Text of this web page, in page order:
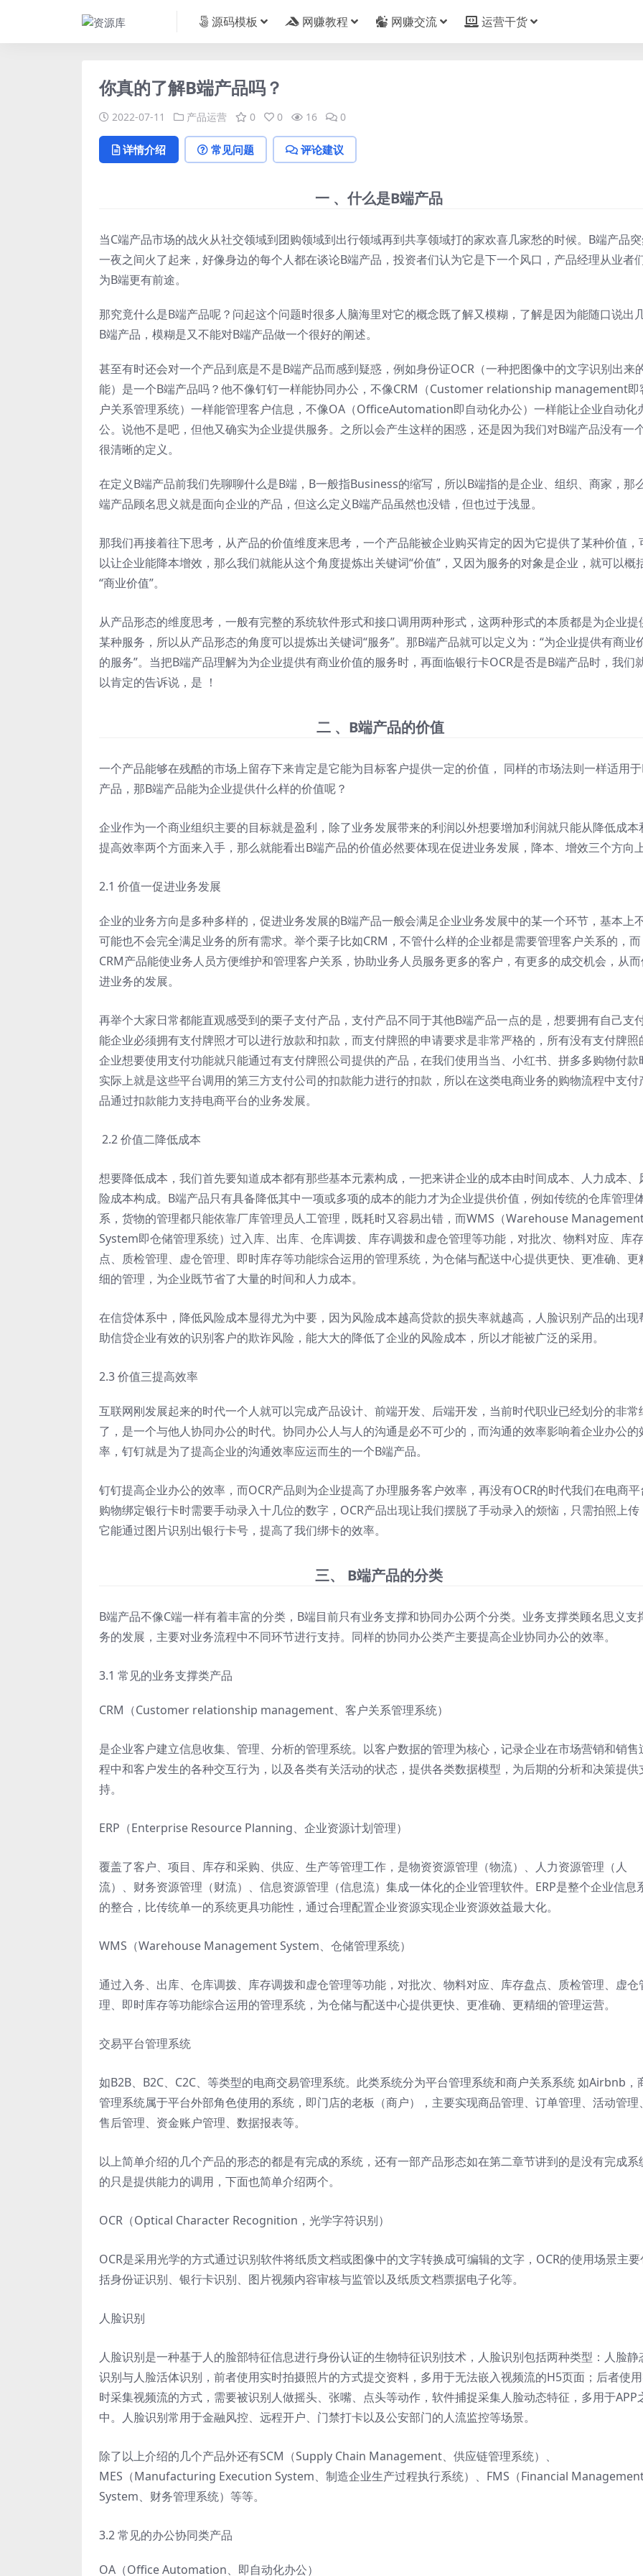
源码模板 网赚教程 网赚交流 运营干货
你真的了解B端产品吗？
2022-07-11 产品运营 0 0 16 0
详情介绍 常见问题 评论建议
一 、什么是B端产品
当C端产品市场的战火从社交领域到团购领域到出行领域再到共享领域打的家欢喜几家愁的时候。B端产品
一夜之间火了起来，好像身边的每个人都在谈论B端产品，投资者们认为它是下一个风口，产品经理从业者
为B端更有前途。
那究竟什么是B端产品呢？问起这个问题时很多人脑海里对它的概念既了解又模糊，了解是因为能随口说出
B端产品，模糊是又不能对B端产品做一个很好的阐述。
甚至有时还会对一个产品到底是不是B端产品而感到疑惑，例如身份证OCR（一种把图像中的文字识别出来
能）是一个B端产品吗？他不像钉钉一样能协同办公，不像CRM（Customer relationship management即
户关系管理系统）一样能管理客户信息，不像OA（OfficeAutomation即自动化办公）一样能让企业自动化
公。说他不是吧，但他又确实为企业提供服务。之所以会产生这样的困惑，还是因为我们对B端产品没有一
很清晰的定义。
在定义B端产品前我们先聊聊什么是B端，B一般指Business的缩写，所以B端指的是企业、组织、商家，那
端产品顾名思义就是面向企业的产品，但这么定义B端产品虽然也没错，但也过于浅显。
那我们再接着往下思考，从产品的价值维度来思考，一个产品能被企业购买肯定的因为它提供了某种价值，
以让企业能降本增效，那么我们就能从这个角度提炼出关键词“价值”，又因为服务的对象是企业，就可以概
“商业价值”。
从产品形态的维度思考，一般有完整的系统软件形式和接口调用两种形式，这两种形式的本质都是为企业提
某种服务，所以从产品形态的角度可以提炼出关键词“服务”。那B端产品就可以定义为：“为企业提供有商业
的服务”。当把B端产品理解为为企业提供有商业价值的服务时，再面临银行卡OCR是否是B端产品时，我们
以肯定的告诉说，是 ！
二 、B端产品的价值
一个产品能够在残酷的市场上留存下来肯定是它能为目标客户提供一定的价值， 同样的市场法则一样适用
产品，那B端产品能为企业提供什么样的价值呢？
企业作为一个商业组织主要的目标就是盈利，除了业务发展带来的利润以外想要增加利润就只能从降低成本
提高效率两个方面来入手，那么就能看出B端产品的价值必然要体现在促进业务发展，降本、增效三个方向上
2.1 价值一促进业务发展
企业的业务方向是多种多样的，促进业务发展的B端产品一般会满足企业业务发展中的某一个环节，基本上
可能也不会完全满足业务的所有需求。举个栗子比如CRM，不管什么样的企业都是需要管理客户关系的，而
CRM产品能使业务人员方便维护和管理客户关系，协助业务人员服务更多的客户，有更多的成交机会，从而
进业务的发展。
再举个大家日常都能直观感受到的栗子支付产品，支付产品不同于其他B端产品一点的是，想要拥有自己支
能企业必须拥有支付牌照才可以进行放款和扣款，而支付牌照的申请要求是非常严格的，所有没有支付牌照
企业想要使用支付功能就只能通过有支付牌照公司提供的产品，在我们使用当当、小红书、拼多多购物付款
实际上就是这些平台调用的第三方支付公司的扣款能力进行的扣款，所以在这类电商业务的购物流程中支付
品通过扣款能力支持电商平台的业务发展。
2.2 价值二降低成本
想要降低成本，我们首先要知道成本都有那些基本元素构成，一把来讲企业的成本由时间成本、人力成本、
险成本构成。B端产品只有具备降低其中一项或多项的成本的能力才为企业提供价值，例如传统的仓库管理
系，货物的管理都只能依靠厂库管理员人工管理，既耗时又容易出错，而WMS（Warehouse
System即仓储管理系统）过入库、出库、仓库调拨、库存调拨和虚仓管理等功能，对批次、物料对应、库
点、质检管理、虚仓管理、即时库存等功能综合运用的管理系统，为仓储与配送中心提供更快、更准确、更
细的管理，为企业既节省了大量的时间和人力成本。
在信贷体系中，降低风险成本显得尤为中要，因为风险成本越高贷款的损失率就越高，人脸识别产品的出现
助信贷企业有效的识别客户的欺诈风险，能大大的降低了企业的风险成本，所以才能被广泛的采用。
2.3 价值三提高效率
互联网刚发展起来的时代一个人就可以完成产品设计、前端开发、后端开发，当前时代职业已经划分的非常
了，是一个与他人协同办公的时代。协同办公人与人的沟通是必不可少的，而沟通的效率影响着企业办公的
率，钉钉就是为了提高企业的沟通效率应运而生的一个B端产品。
钉钉提高企业办公的效率，而OCR产品则为企业提高了办理服务客户效率，再没有OCR的时代我们在电商平
购物绑定银行卡时需要手动录入十几位的数字，OCR产品出现让我们摆脱了手动录入的烦恼，只需拍照上传
它能通过图片识别出银行卡号，提高了我们绑卡的效率。
三、 B端产品的分类
B端产品不像C端一样有着丰富的分类，B端目前只有业务支撑和协同办公两个分类。业务支撑类顾名思义支
务的发展，主要对业务流程中不同环节进行支持。同样的协同办公类产主要提高企业协同办公的效率。
3.1 常见的业务支撑类产品
CRM（Customer relationship management、客户关系管理系统）
是企业客户建立信息收集、管理、分析的管理系统。以客户数据的管理为核心，记录企业在市场营销和销售
程中和客户发生的各种交互行为，以及各类有关活动的状态，提供各类数据模型，为后期的分析和决策提供
持。
ERP（Enterprise Resource Planning、企业资源计划管理）
覆盖了客户、项目、库存和采购、供应、生产等管理工作，是物资资源管理（物流）、人力资源管理（人
流）、财务资源管理（财流）、信息资源管理（信息流）集成一体化的企业管理软件。ERP是整个企业信息
的整合，比传统单一的系统更具功能性，通过合理配置企业资源实现企业资源效益最大化。
WMS（Warehouse Management System、仓储管理系统）
通过入务、出库、仓库调拨、库存调拨和虚仓管理等功能，对批次、物料对应、库存盘点、质检管理、虚仓
理、即时库存等功能综合运用的管理系统，为仓储与配送中心提供更快、更准确、更精细的管理运营。
交易平台管理系统
如B2B、B2C、C2C、等类型的电商交易管理系统。此类系统分为平台管理系统和商户关系系统 如Airbnb，
管理系统属于平台外部角色使用的系统，即门店的老板（商户），主要实现商品管理、订单管理、活动管理、
售后管理、资金账户管理、数据报表等。
以上简单介绍的几个产品的形态的都是有完成的系统，还有一部产品形态如在第二章节讲到的是没有完成系
的只是提供能力的调用，下面也简单介绍两个。
OCR（Optical Character Recognition，光学字符识别）
OCR是采用光学的方式通过识别软件将纸质文档或图像中的文字转换成可编辑的文字，OCR的使用场景主要
括身份证识别、银行卡识别、图片视频内容审核与监管以及纸质文档票据电子化等。
人脸识别
人脸识别是一种基于人的脸部特征信息进行身份认证的生物特征识别技术，人脸识别包括两种类型：人脸静
识别与人脸活体识别，前者使用实时拍摄照片的方式提交资料，多用于无法嵌入视频流的H5页面；后者使
时采集视频流的方式，需要被识别人做摇头、张嘴、点头等动作，软件捕捉采集人脸动态特征，多用于APP
中。人脸识别常用于金融风控、远程开户、门禁打卡以及公安部门的人流监控等场景。
除了以上介绍的几个产品外还有SCM（Supply Chain Management、供应链管理系统）、
MES（Manufacturing Execution System、制造企业生产过程执行系统）、FMS（Financial
System、财务管理系统）等等。
3.2 常见的办公协同类产品
OA（Office Automation、即自动化办公）